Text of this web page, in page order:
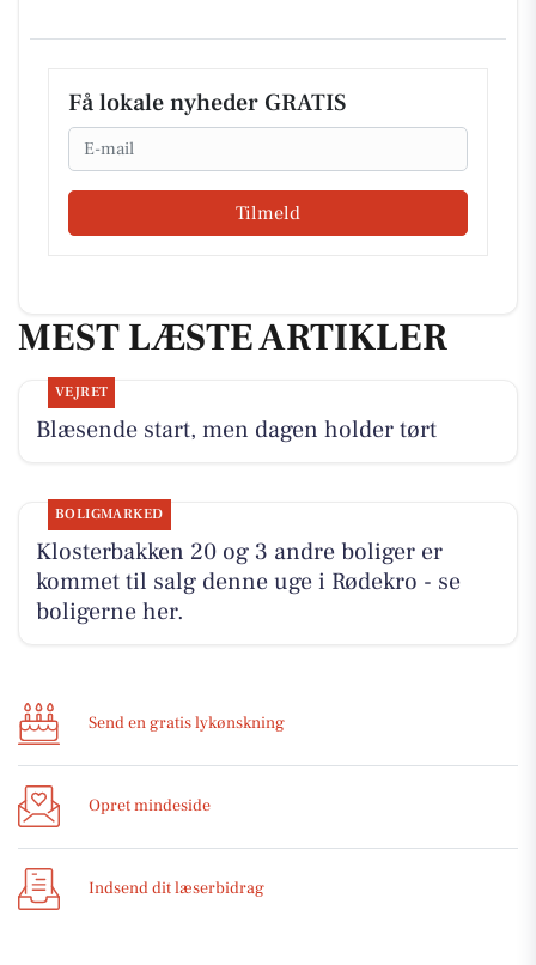
Få lokale nyheder GRATIS
Email
Tilmeld
MEST LÆSTE ARTIKLER
VEJRET
Blæsende start, men dagen holder tørt
BOLIGMARKED
Klosterbakken 20 og 3 andre boliger er
kommet til salg denne uge i Rødekro - se
boligerne her.
Send en gratis lykønskning
Opret mindeside
Indsend dit læserbidrag